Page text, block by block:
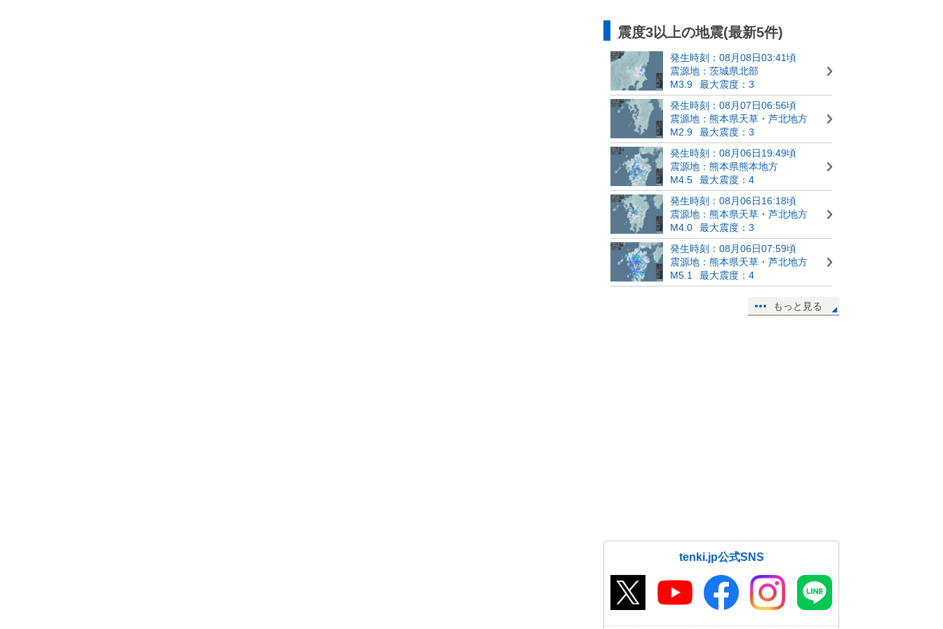
震度3以上の地震(最新5件)
発生時刻：08月08日03:41頃
震源地：茨城県北部
M3.9
最大震度：3
発生時刻：08月07日06:56頃
震源地：熊本県天草・芦北地方
M2.9
最大震度：3
発生時刻：08月06日19:49頃
震源地：熊本県熊本地方
M4.5
最大震度：4
発生時刻：08月06日16:18頃
震源地：熊本県天草・芦北地方
M4.0
最大震度：3
発生時刻：08月06日07:59頃
震源地：熊本県天草・芦北地方
M5.1
最大震度：4
もっと見る
tenki.jp公式SNS